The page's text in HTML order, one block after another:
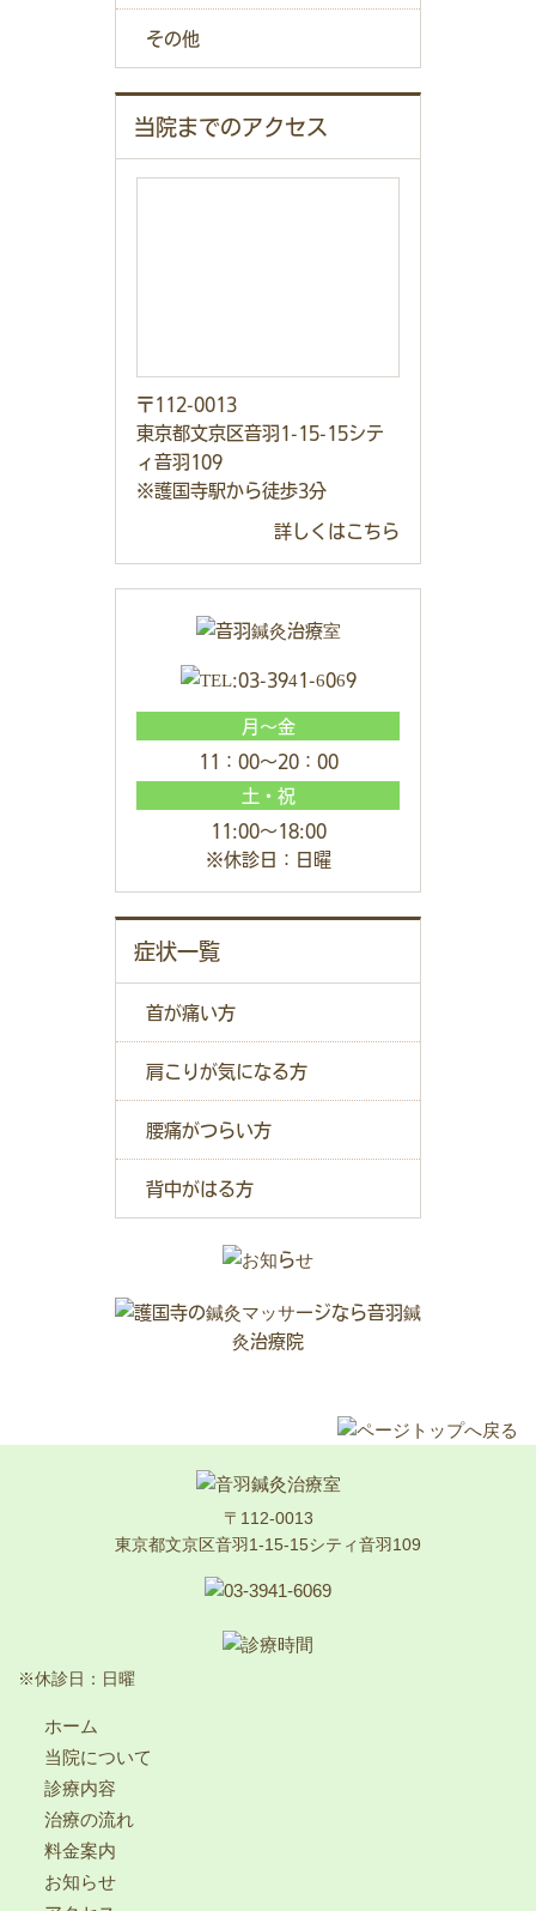
その他
当院までのアクセス
〒112-0013
東京都文京区音羽1-15-15シテ
ィ音羽109
※護国寺駅から徒歩3分
詳しくはこちら
月～金
11：00～20：00
土・祝
11:00～18:00
※休診日：日曜
症状一覧
首が痛い方
肩こりが気になる方
腰痛がつらい方
背中がはる方
〒112-0013
東京都文京区音羽1-15-15シティ音羽109
※休診日：日曜
ホーム
当院について
診療内容
治療の流れ
料金案内
お知らせ